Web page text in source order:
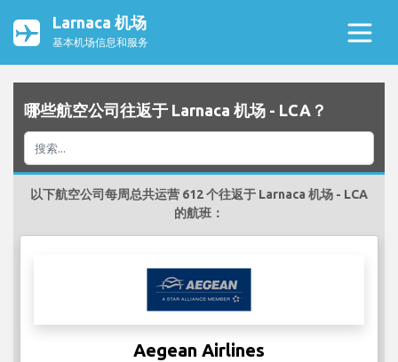
Larnaca 机场
基本机场信息和服务
哪些航空公司往返于 Larnaca 机场 - LCA？
以下航空公司每周总共运营 612 个往返于 Larnaca 机场 - LCA
的航班：
Aegean Airlines